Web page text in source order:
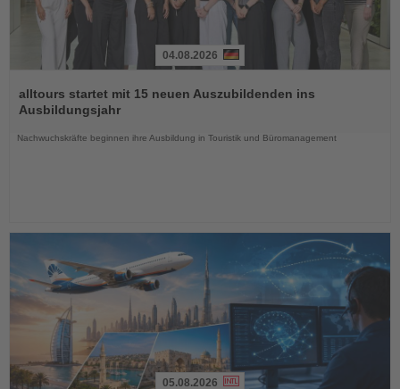
Sie
die
04.08.2026
alltours startet mit 15 neuen Auszubildenden ins
Ausbildungsjahr
Nachwuchskräfte beginnen ihre Ausbildung in Touristik und Büromanagement
05.08.2026